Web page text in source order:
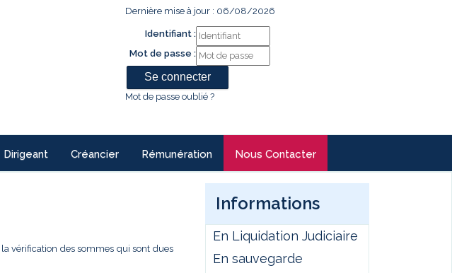
Dernière mise à jour : 06/08/2026
Identifiant :
Mot de passe :
Mot de passe oublié ?
Dirigeant Créancier Rémunération Nous Contacter
vérification des sommes qui sont dues
Informations
En Liquidation Judiciaire
En sauvegarde